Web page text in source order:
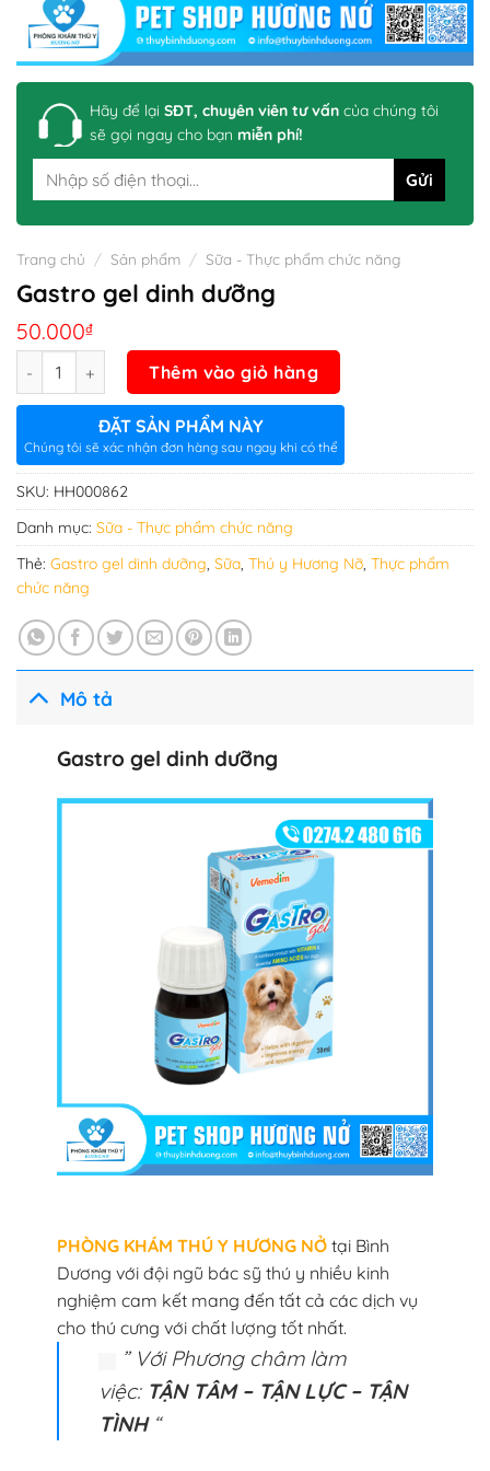
Hãy để lại SĐT, chuyên viên tư vấn của chúng tôi
sẽ gọi ngay cho bạn miễn phí!
Trang chủ / Sản phẩm / Sữa - Thực phẩm chức năng
Gastro gel dinh dưỡng
50.000₫
Thêm vào giỏ hàng
ĐẶT SẢN PHẨM NÀY
Chúng tôi sẽ xác nhận đơn hàng sau ngay khi có thể
SKU: HH000862
Danh mục: Sữa - Thực phẩm chức năng
Thẻ: Gastro gel dinh dưỡng, Sữa, Thú y Hương Nỡ, Thực phẩm
chức năng
Mô tả
Gastro gel dinh dưỡng
PHÒNG KHÁM THÚ Y HƯƠNG NỞtại Bình
Dương với đội ngũ bác sỹ thú y nhiều kinh
nghiệm cam kết mang đến tất cả các dịch vụ
cho thú cưng với chất lượng tốt nhất.
” Với Phương châm làm
việc: TẬN TÂM – TẬN LỰC – TẬN
TÌNH“